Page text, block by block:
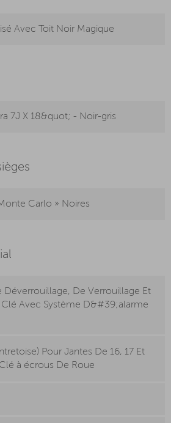
Avec Toit Noir Magique
7J X 18&quot; - Noir-gris
Carlo » Noires
Déverrouillage, De Verrouillage Et
Clé Avec Système D&#39;alarme
Pour Jantes De 16, 17 Et
à écrous De Roue